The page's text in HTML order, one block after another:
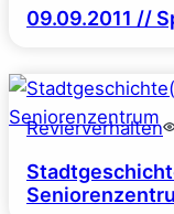
09.09.2011 //
Revierverhalten